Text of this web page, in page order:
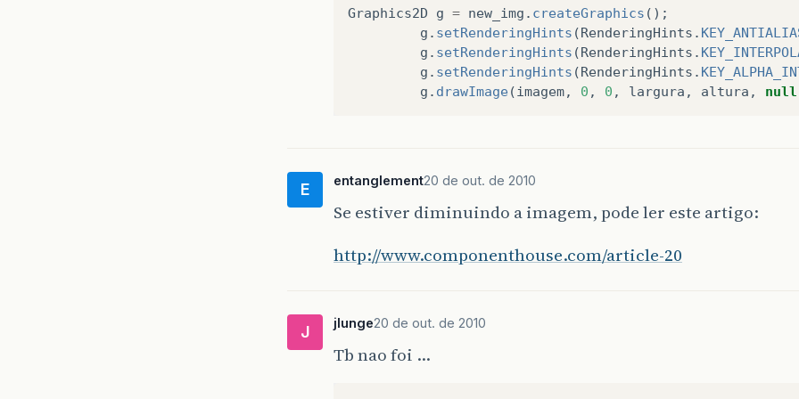
Graphics2D g = new_img . createGraphics ();
g . setRenderingHints (RenderingHints .
g . setRenderingHints (RenderingHints .
g . setRenderingHints (RenderingHints .
g . drawImage(imagem, 0 , 0 , largura , altura , null
E entanglement20 de out. de 2010
Se estiver diminuindo a imagem, pode ler este artigo:
http://www.componenthouse.com/article-20
J jlunge20 de out. de 2010
Tb nao foi …